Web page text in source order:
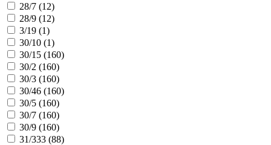
28/7 (12)
28/9 (12)
3/19 (1)
30/10 (1)
30/15 (160)
30/2 (160)
30/3 (160)
30/46 (160)
30/5 (160)
30/7 (160)
30/9 (160)
31/333 (88)